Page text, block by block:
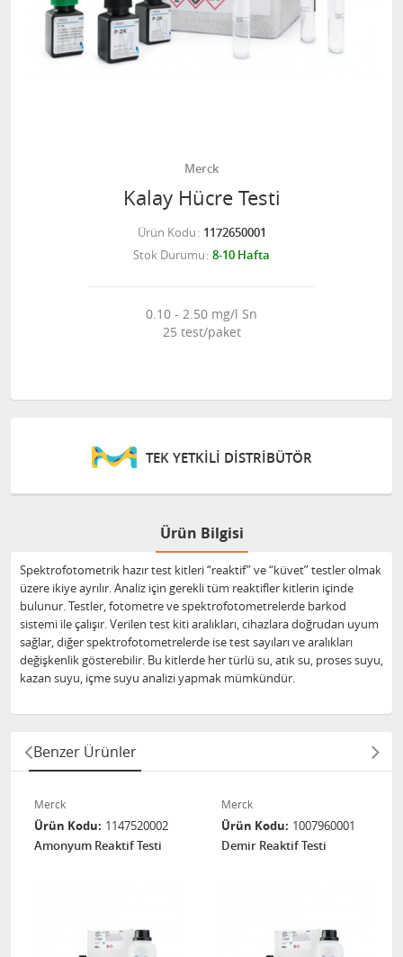
Merck
Kalay Hücre Testi
Ürün Kodu 1172650001
Stok Durumu 8-10 Hafta
0.10 - 2.50 mg/l Sn
25 test/paket
TEK YETKİLİ DİSTRİBÜTÖR
Ürün Bilgisi
Spektrofotometrik hazır test kitleri “reaktif” ve “küvet” testler olmak
üzere ikiye ayrılır. Analiz için gerekli tüm reaktifler kitlerin içinde
bulunur. Testler, fotometre ve spektrofotometrelerde barkod
sistemi ile çalışır. Verilen test kiti aralıkları, cihazlara doğrudan uyum
sağlar, diğer spektrofotometrelerde ise test sayıları ve aralıkları
değişkenlik gösterebilir. Bu kitlerde her türlü su, atık su, proses suyu,
kazan suyu, içme suyu analizi yapmak mümkündür.
Benzer Ürünler
Merck
Ürün Kodu 1147520002
Amonyum Reaktif Testi
Merck
Ürün Kodu 1007960001
Demir Reaktif Testi